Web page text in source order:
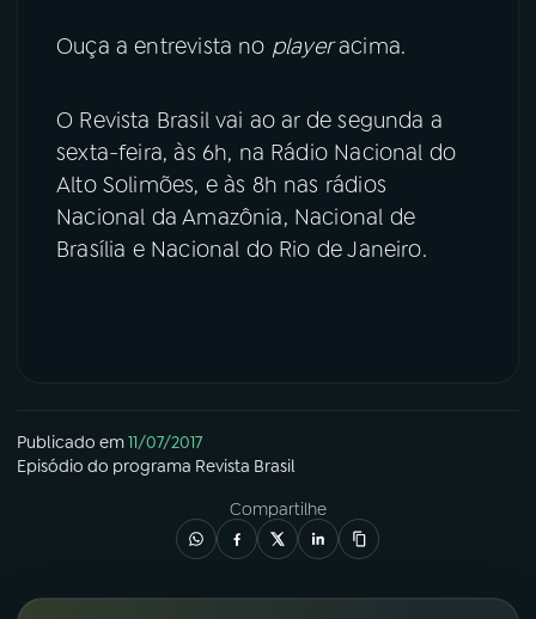
Ouça a entrevista no playeracima.
O Revista Brasil vai ao ar de segunda a
sexta-feira, às 6h, na Rádio Nacional do
Alto Solimões, e às 8h nas rádios
Nacional da Amazônia, Nacional de
Brasília e Nacional do Rio de Janeiro.
Publicado em11/07/2017
Episódio do programa Revista Brasil
Compartilhe